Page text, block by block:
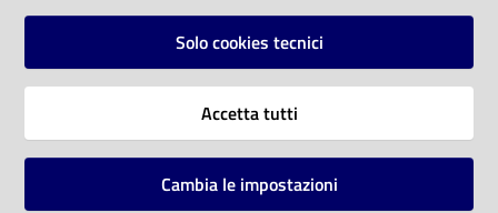
Vai alla pagina
Solo cookies tecnici
Accetta tutti
Cambia le impostazioni